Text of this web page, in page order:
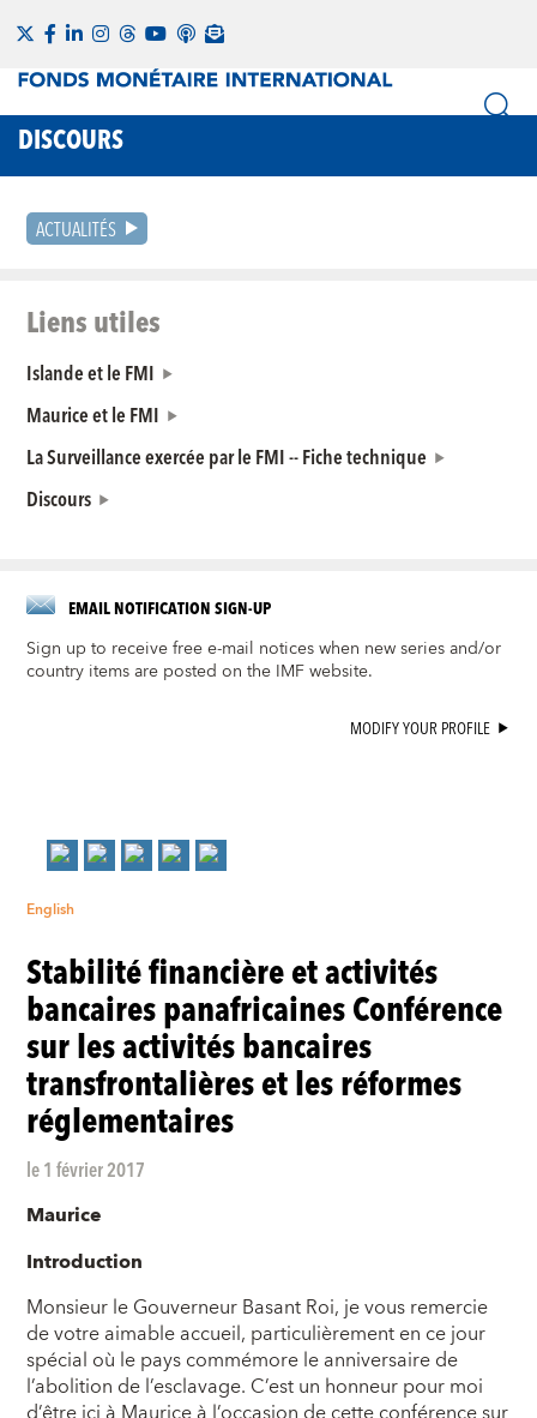
DISCOURS
ACTUALITÉS
Liens utiles
Islande et le FMI
Maurice et le FMI
La Surveillance exercée par le FMI -- Fiche technique
Discours
EMAIL NOTIFICATION SIGN-UP
Sign up to receive free e-mail notices when new series and/or
country items are posted on the IMF website.
MODIFY YOUR PROFILE
English
Stabilité financière et activités
bancaires panafricaines Conférence
sur les activités bancaires
transfrontalières et les réformes
réglementaires
le 1 février 2017
Maurice
Introduction
Monsieur le Gouverneur Basant Roi, je vous remercie
de votre aimable accueil, particulièrement en ce jour
spécial où le pays commémore le anniversaire de
l’abolition de l’esclavage. C’est un honneur pour moi